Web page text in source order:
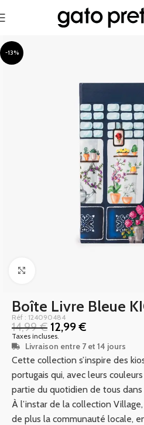
-13%
Boîte Livre Bleue
Réf : 124090484
14,99€ 12,99€
Taxes incluses.
Livraison entre 7 et 14 jours
Cette collection s’inspire des
portugais qui, avec leurs
partie du quotidien de tous
À l’instar de la collection
de plus la communauté locale,